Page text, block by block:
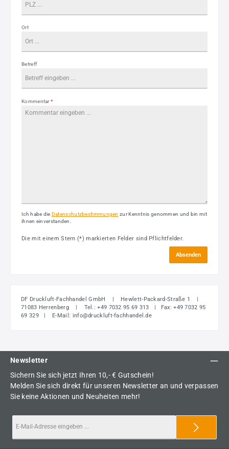
Ort
Betreff
Kommentar*
Ich habe die Datenschutzbestimmungen zur Kenntnis genommen und bin mit
ihnen einverstanden.
Die mit einem Stern (*) markierten Felder sind Pflichtfelder.
Absenden
DF Druckluft-Fachhandel GmbH | Hewlett-Packard-Straße 1 |
71083 Herrenberg | Tel.: +49 7032 95 69 313 | Fax: +49 7032 95
69 329 | E-Mail: info@druckluft-fachhandel.de
Newsletter
Sichern Sie sich jetzt Ihren 10,- € Gutschein!
Melden Sie sich direkt für unseren Newsletter an und verpassen
Sie keine Aktionen und Neuheiten mehr!